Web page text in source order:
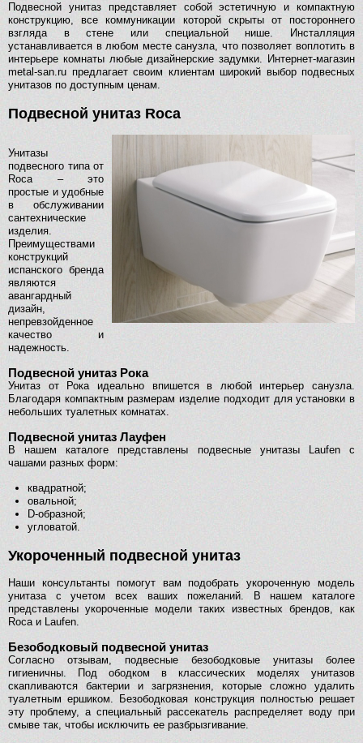
Подвесной унитаз представляет собой эстетичную и компактную
конструкцию, все коммуникации которой скрыты от постороннего
взгляда в стене или специальной нише. Инсталляция
устанавливается в любом месте санузла, что позволяет воплотить в
интерьере комнаты любые дизайнерские задумки. Интернет-магазин
metal-san.ru предлагает своим клиентам широкий выбор подвесных
унитазов по доступным ценам.
Подвесной унитаз Roca
Унитазы
подвесного типа от
Roca – это
простые и удобные
в обслуживании
сантехнические
изделия.
Преимуществами
конструкций
испанского бренда
являются
авангардный
дизайн,
непревзойденное
качество и
надежность.
Подвесной унитаз Рока
Унитаз от Рока идеально впишется в любой интерьер санузла.
Благодаря компактным размерам изделие подходит для установки в
небольших туалетных комнатах.
Подвесной унитаз Лауфен
В нашем каталоге представлены подвесные унитазы Laufen с
чашами разных форм:
квадратной;
овальной;
D-образной;
угловатой.
Укороченный подвесной унитаз
Наши консультанты помогут вам подобрать укороченную модель
унитаза с учетом всех ваших пожеланий. В нашем каталоге
представлены укороченные модели таких известных брендов, как
Roca и Laufen.
Безободковый подвесной унитаз
Согласно отзывам, подвесные безободковые унитазы более
гигиеничны. Под ободком в классических моделях унитазов
скапливаются бактерии и загрязнения, которые сложно удалить
туалетным ершиком. Безободковая конструкция полностью решает
эту проблему, а специальный рассекатель распределяет воду при
смыве так, чтобы исключить ее разбрызгивание.